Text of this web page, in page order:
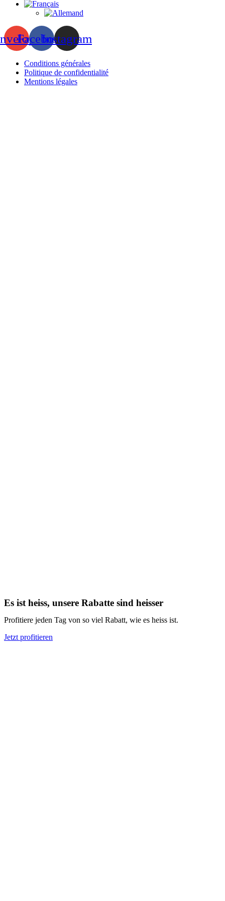
FacebookInstagram
Conditions générales
Politique de confidentialité
Mentions légales
Es ist heiss, unsere Rabatte sind heisser
Profitiere jeden Tag von so viel Rabatt, wie es heiss ist.
Jetzt profitieren